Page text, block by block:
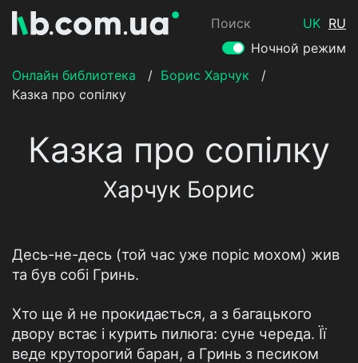
Поиск UK RU
Ночной режим
Онлайн библиотека
/ Борис Харчук
/
Казка про сопілку
Казка про сопілку
Харчук Борис
Десь-не-десь (той час уже поріс мохом) жив
та був собі Гринь.
Хто ще й не прокидається, а з багацького
двору встає і курить пилюга: суне череда. Її
веде круторогий баран, а Гринь з песиком